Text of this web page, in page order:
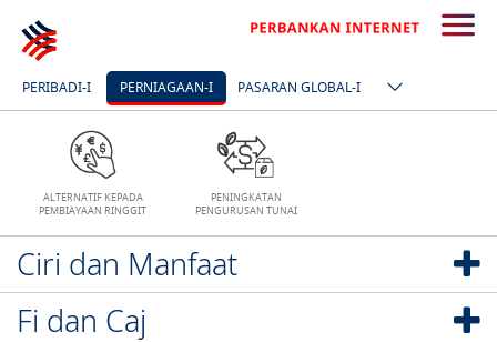
PERIBADI-I PERNIAGAAN-I PASARAN GLOBAL-I
SAYA BERMINAT
ALTERNATIF KEPADA
PEMBIAYAAN RINGGIT
PENINGKATAN
PENGURUSAN TUNAI
Ciri dan Manfaat
Fi dan Caj